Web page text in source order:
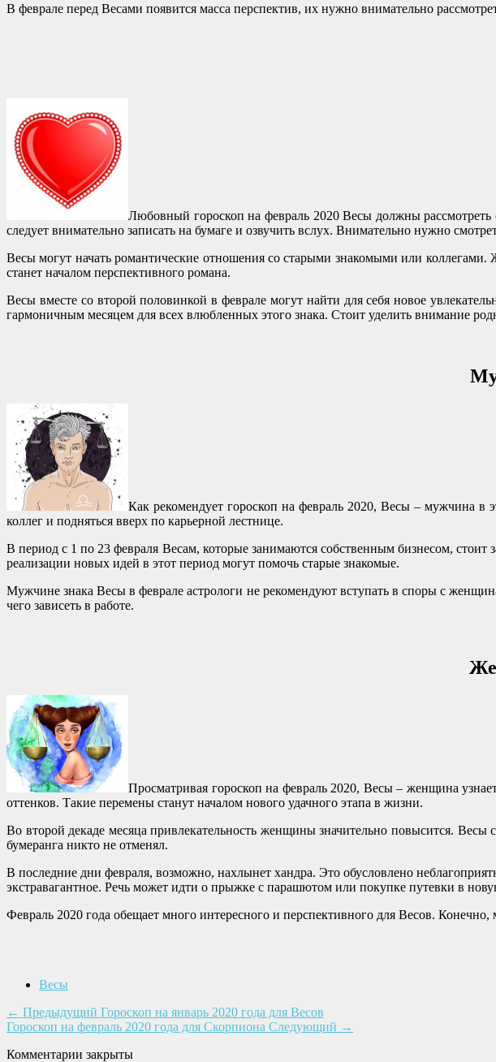
В феврале перед Весами появится масса перспектив, их нужно внимательно
Любовный гороскоп на февраль 2020 Весы должны
следует внимательно записать на бумаге и озвучить вслух. Внимательно нужно
Весы могут начать романтические отношения со старыми знакомыми или коллегами.
станет началом перспективного романа.
Весы вместе со второй половинкой в феврале могут найти для себя новое
гармоничным месяцем для всех влюбленных этого знака. Стоит уделить внимание
Как рекомендует гороскоп на февраль 2020, Весы – мужчина в
коллег и подняться вверх по карьерной лестнице.
В период с 1 по 23 февраля Весам, которые занимаются собственным бизнесом,
реализации новых идей в этот период могут помочь старые знакомые.
Мужчине знака Весы в феврале астрологи не рекомендуют вступать в споры с
чего зависеть в работе.
Просматривая гороскоп на февраль 2020, Весы – женщина
оттенков. Такие перемены станут началом нового удачного этапа в жизни.
Во второй декаде месяца привлекательность женщины значительно повысится. Весы
бумеранга никто не отменял.
В последние дни февраля, возможно, нахлынет хандра. Это обусловлено
экстравагантное. Речь может идти о прыжке с парашютом или покупке путевки в
Февраль 2020 года обещает много интересного и перспективного для Весов.
Весы
← Предыдущий Гороскоп на январь 2020 года для Весов
Гороскоп на февраль 2020 года для Скорпиона Следующий →
Комментарии закрыты